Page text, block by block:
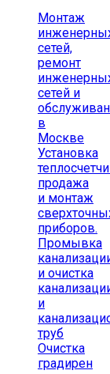
Монтаж
сетей,
ремонт
сетей и
в
Москве
Установка
продажа
и монтаж
приборов.
Промывка
и очистка
и
труб
Очистка
градирен